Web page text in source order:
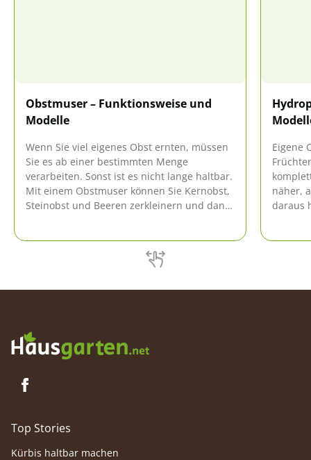
Obstmuser – Funktionsweise und
Modelle
Wenn Sie viel eigenes Obst ernten, müssen
Sie es ab einer bestimmten Menge
verarbeiten. Sonst ist es nicht lange haltbar.
Mit einem Obstmuser können Sie Kernobst,
Steinobst und Beeren zerkleinern und dann
Eigene
näher,
daraus
Top Stories
Kürbis haltbar machen